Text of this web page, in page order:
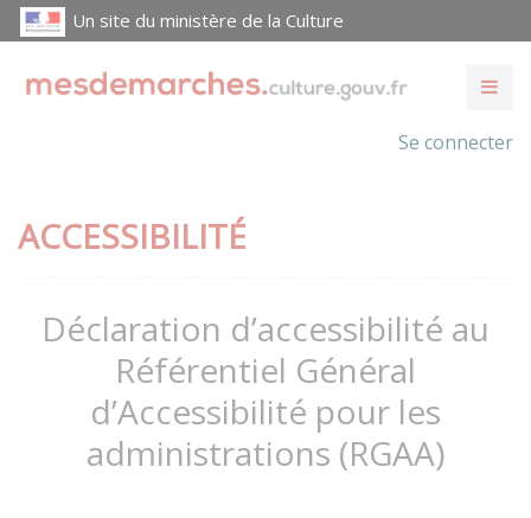
Un site du ministère de la Culture
Se connecter
ACCESSIBILITÉ
Déclaration d’accessibilité au
Référentiel Général
d’Accessibilité pour les
administrations (RGAA)